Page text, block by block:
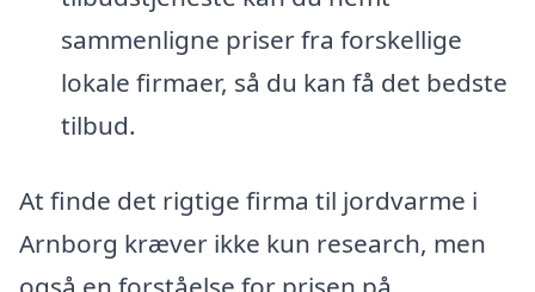
sammenligne priser fra forskellige
lokale firmaer, så du kan få det bedste
tilbud.
At finde det rigtige firma til jordvarme i
Arnborg kræver ikke kun research, men